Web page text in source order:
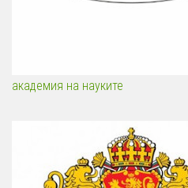
академия на науките